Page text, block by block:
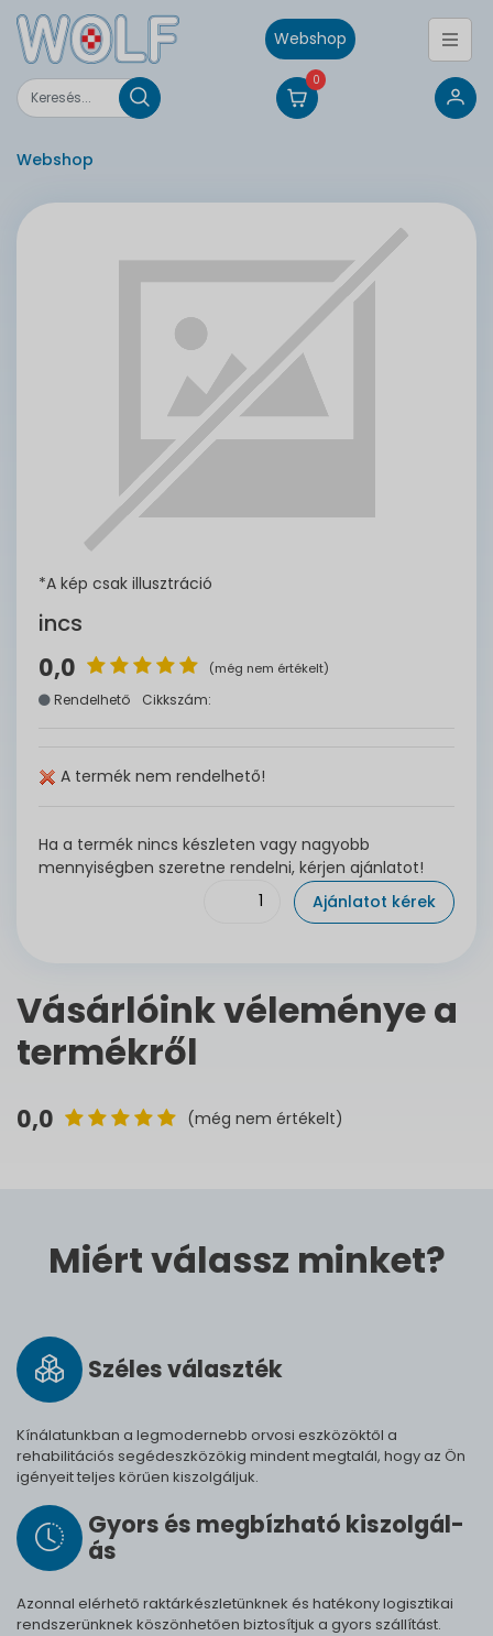
Webshop
0
Webshop
*A kép csak illusztráció
incs
0,0 (még nem értékelt)
Rendelhető Cikkszám:
A termék nem rendelhető!
Ha a termék nincs készleten vagy nagyobb
mennyiségben szeretne rendelni, kérjen ajánlatot!
Ajánlatot kérek
Vásárlóink véleménye a
termékről
0,0 (még nem értékelt)
Miért válassz minket?
Széles vá­lasz­ték
Kínálatunkban a legmodernebb orvosi eszközöktől a
rehabilitációs segédeszközökig mindent megtalál, hogy az Ön
igényeit teljes körűen kiszolgáljuk.
Gyors és meg­bíz­ha­tó ki­szol­gál­
ás
Azonnal elérhető raktárkészletünknek és hatékony logisztikai
rendszerünknek köszönhetően biztosítjuk a gyors szállítást.